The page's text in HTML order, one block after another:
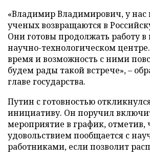
«Владимир Владимирович, у нас
ученых возвращаются в
Они готовы продолжать работу
научно-технологическом
время и возможность с ними
будем рады такой встрече», –
главе государства.
Путин с готовностью
инициативу. Он поручил
мероприятие в график, отметив,
удовольствием пообщается с
работниками, если позволит